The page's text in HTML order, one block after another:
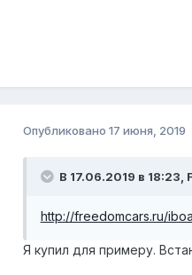
Опубликовано 17 июня, 2019
В 17.06.2019 в 18:23,
http://freedomcars.ru/
Я купил для примеру.